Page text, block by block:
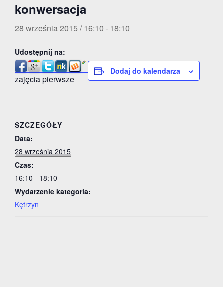
konwersacja
28 września 2015 / 16:10 - 18:10
Udostępnij na:
zajęcia pierwsze
Dodaj do kalendarza
SZCZEGÓŁY
Data:
28 września 2015
Czas:
16:10 - 18:10
Wydarzenie kategoria:
Kętrzyn